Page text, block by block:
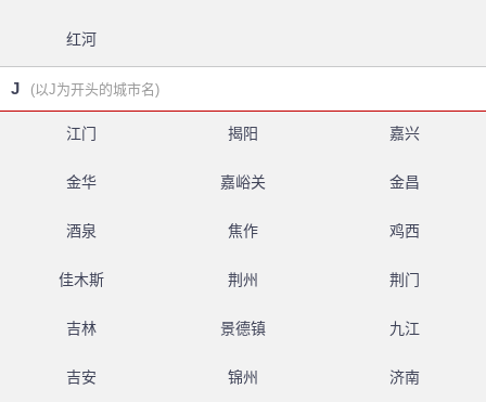
红河
J (以J为开头的城市名)
江门 揭阳 嘉兴
金华 嘉峪关 金昌
酒泉 焦作 鸡西
佳木斯 荆州 荆门
吉林 景德镇 九江
吉安 锦州 济南